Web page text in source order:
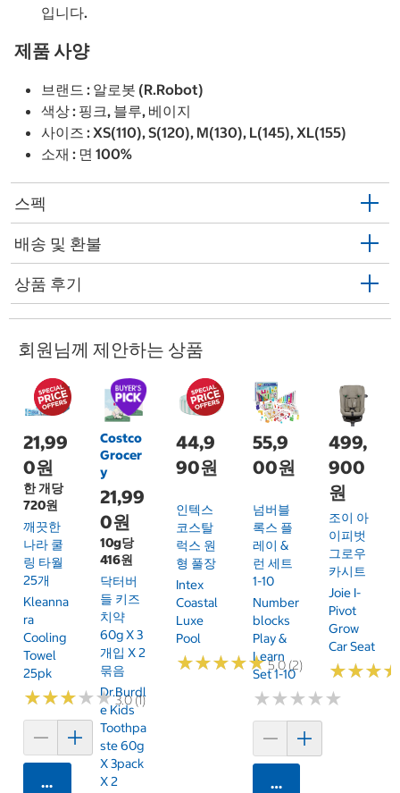
입니다.
제품 사양
브랜드 : 알로봇 (R.Robot)
색상 : 핑크, 블루, 베이지
사이즈 : XS(110), S(120), M(130), L(145), XL(155)
소재 : 면 100%
스펙
배송 및 환불
상품 후기
회원님께 제안하는 상품
21,99
0원
한 개당
720원
깨끗한
나라 쿨
링 타월
25개
Kleanna
Ra
Cooling
Towel
25pk
★★★★★
★★★★★3.0 (1)
카트에 담기
Costco
Grocer
y
21,99
0원
10g당
416원
닥터버
들 키즈
치약
60g X 3
개입 X 2
묶음
Dr.Burdl
E Kids
Toothpa
Ste 60g
X 3pack
X 2
44,9
90원
인텍스
코스탈
럭스 원
형 풀장
Intex
Coastal
Luxe
Pool
★★★★★
★★★★★5.0 (2)
55,9
00원
넘버블
록스 플
레이 &
런 세트
1-10
Number
Blocks
Play &
Learn
Set 1-10
★★★★★
★★★★★
카트에 담기
499,
900
원
조이 아
이피벗
그로우
카시트
Joie I-
Pivot
Grow
Car Seat
★★★
★★★